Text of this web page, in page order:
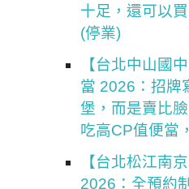
十足，還可以
(停業)
【台北中山國
當 2026：招牌
堡，而是賣比
吃高CP值便當
【台北松江南
2026：全預約